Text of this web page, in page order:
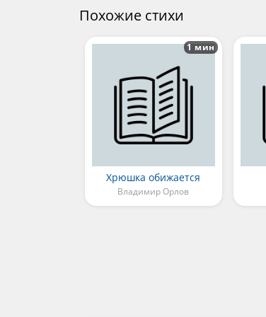
Похожие стихи
Хрюшка обижается
Владимир Орлов
1 мин